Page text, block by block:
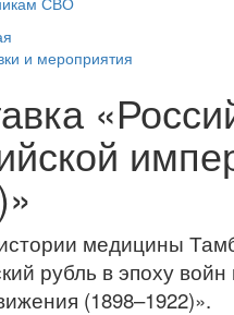
и мероприятия
медицины
рубль в эпоху
(1898–1922)».